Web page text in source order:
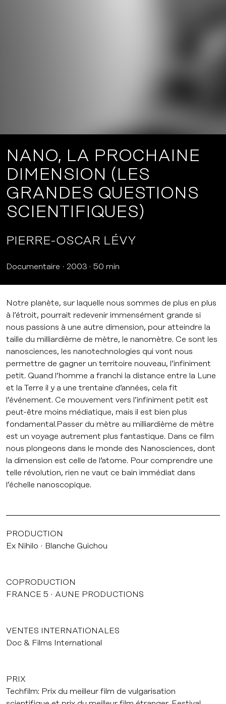
NANO, LA PROCHAINE
DIMENSION (LES
GRANDES QUESTIONS
SCIENTIFIQUES)
PIERRE-OSCAR LÉVY
Documentaire 2003 50 min
Notre planète, sur laquelle nous sommes de plus en plus
à l’étroit, pourrait redevenir immensément grande si
nous passions à une autre dimension, pour atteindre la
taille du milliardième de mètre, le nanomètre. Ce sont les
nanosciences, les nanotechnologies qui vont nous
permettre de gagner un territoire nouveau, l’infiniment
petit. Quand l’homme a franchi la distance entre la Lune
et la Terre il y a une trentaine d’années, cela fit
l’événement. Ce mouvement vers l’infiniment petit est
peut-être moins médiatique, mais il est bien plus
fondamental.Passer du mètre au milliardième de mètre
est un voyage autrement plus fantastique. Dans ce film
nous plongeons dans le monde des Nanosciences, dont
la dimension est celle de l’atome. Pour comprendre une
telle révolution, rien ne vaut ce bain immédiat dans
l’échelle nanoscopique.
PRODUCTION
Ex Nihilo
Blanche Guichou
COPRODUCTION
FRANCE 5
AUNE PRODUCTIONS
VENTES INTERNATIONALES
Doc & Films International
PRIX
Techfilm: Prix du meilleur film de vulgarisation